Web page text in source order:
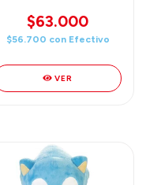
$63.000
$56.700 con Efectivo
VER